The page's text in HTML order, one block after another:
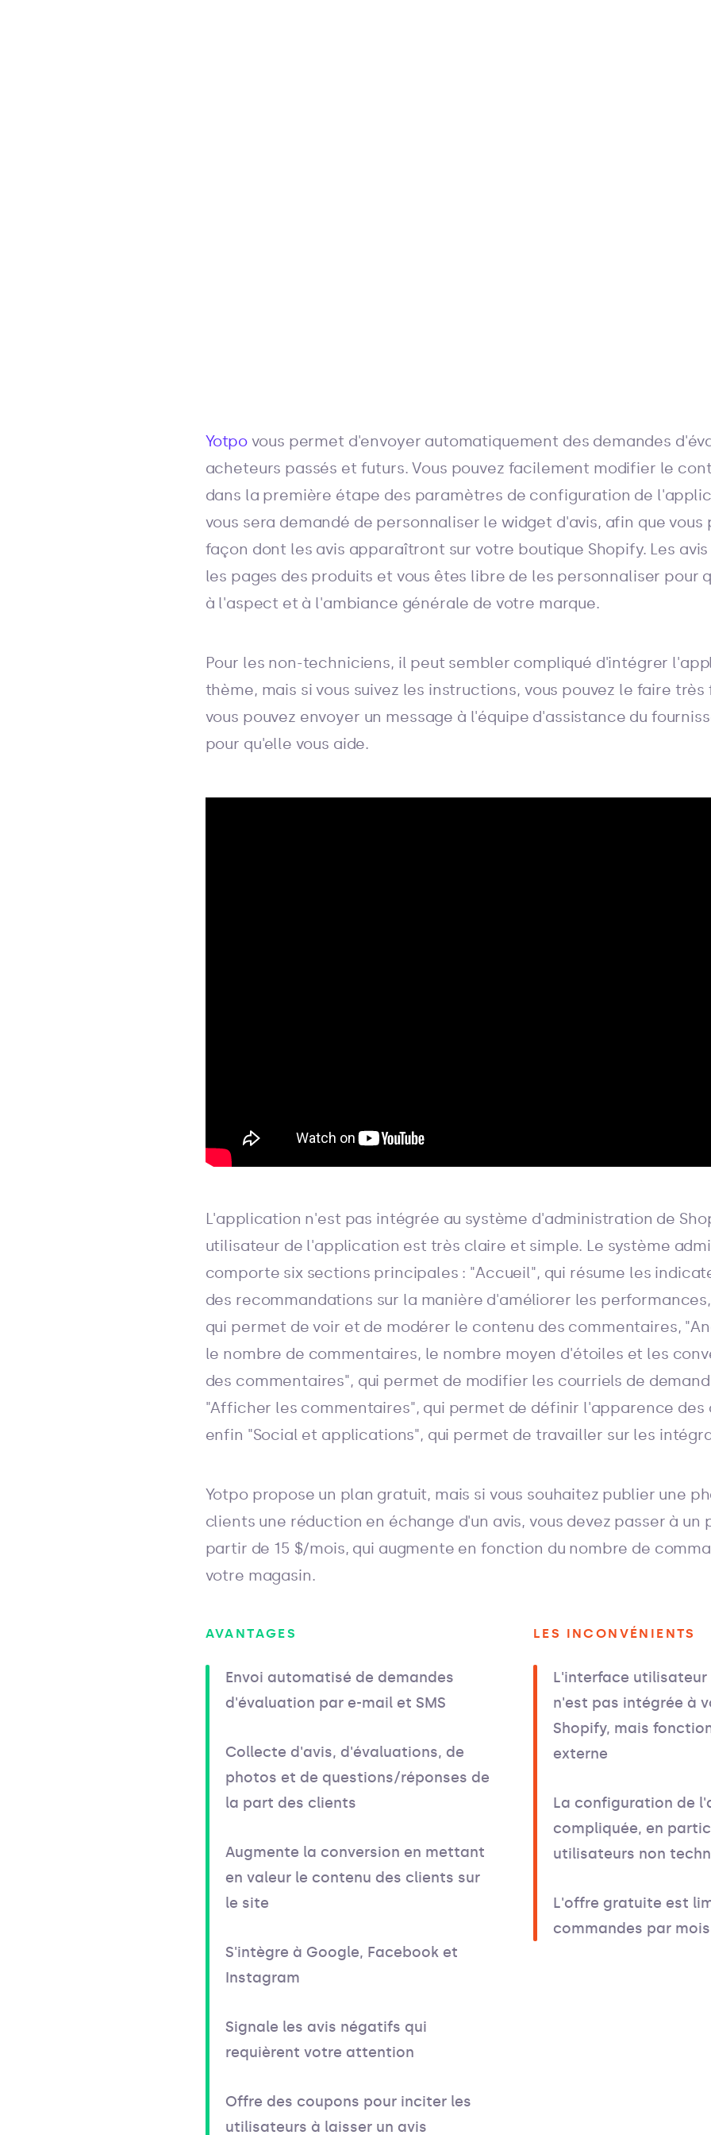
Yotpovous permet d'envoyer automatiquement des demandes
acheteurs passés et futurs. Vous pouvez facilement modifier le
dans la première étape des paramètres de configuration de
vous sera demandé de personnaliser le widget d'avis, afin que vous
façon dont les avis apparaîtront sur votre boutique Shopify. Les
les pages des produits et vous êtes libre de les personnaliser pour
à l'aspect et à l'ambiance générale de votre marque.
Pour les non-techniciens, il peut sembler compliqué d'intégrer
thème, mais si vous suivez les instructions, vous pouvez le faire
vous pouvez envoyer un message à l'équipe d'assistance du
pour qu'elle vous aide.
L'application n'est pas intégrée au système d'administration de
utilisateur de l'application est très claire et simple. Le système
comporte six sections principales : "Accueil", qui résume les
des recommandations sur la manière d'améliorer les
qui permet de voir et de modérer le contenu des commentaires,
le nombre de commentaires, le nombre moyen d'étoiles et les
des commentaires", qui permet de modifier les courriels de
"Afficher les commentaires", qui permet de définir l'apparence des
enfin "Social et applications", qui permet de travailler sur les
Yotpo propose un plan gratuit, mais si vous souhaitez publier une
clients une réduction en échange d'un avis, vous devez passer à un
partir de 15 $/mois, qui augmente en fonction du nombre de
votre magasin.
AVANTAGES
Envoi automatisé de demandes
d'évaluation par e-mail et SMS
Collecte d'avis, d'évaluations, de
photos et de questions/réponses de
la part des clients
Augmente la conversion en mettant
en valeur le contenu des clients sur
le site
S'intègre à Google, Facebook et
Instagram
Signale les avis négatifs qui
requièrent votre attention
Offre des coupons pour inciter les
utilisateurs à laisser un avis
LES INCONVÉNIENTS
L'interface
n'est pas intégrée à
Shopify, mais
externe
La configuration de
compliquée, en
utilisateurs non
L'offre gratuite est
commandes par mois